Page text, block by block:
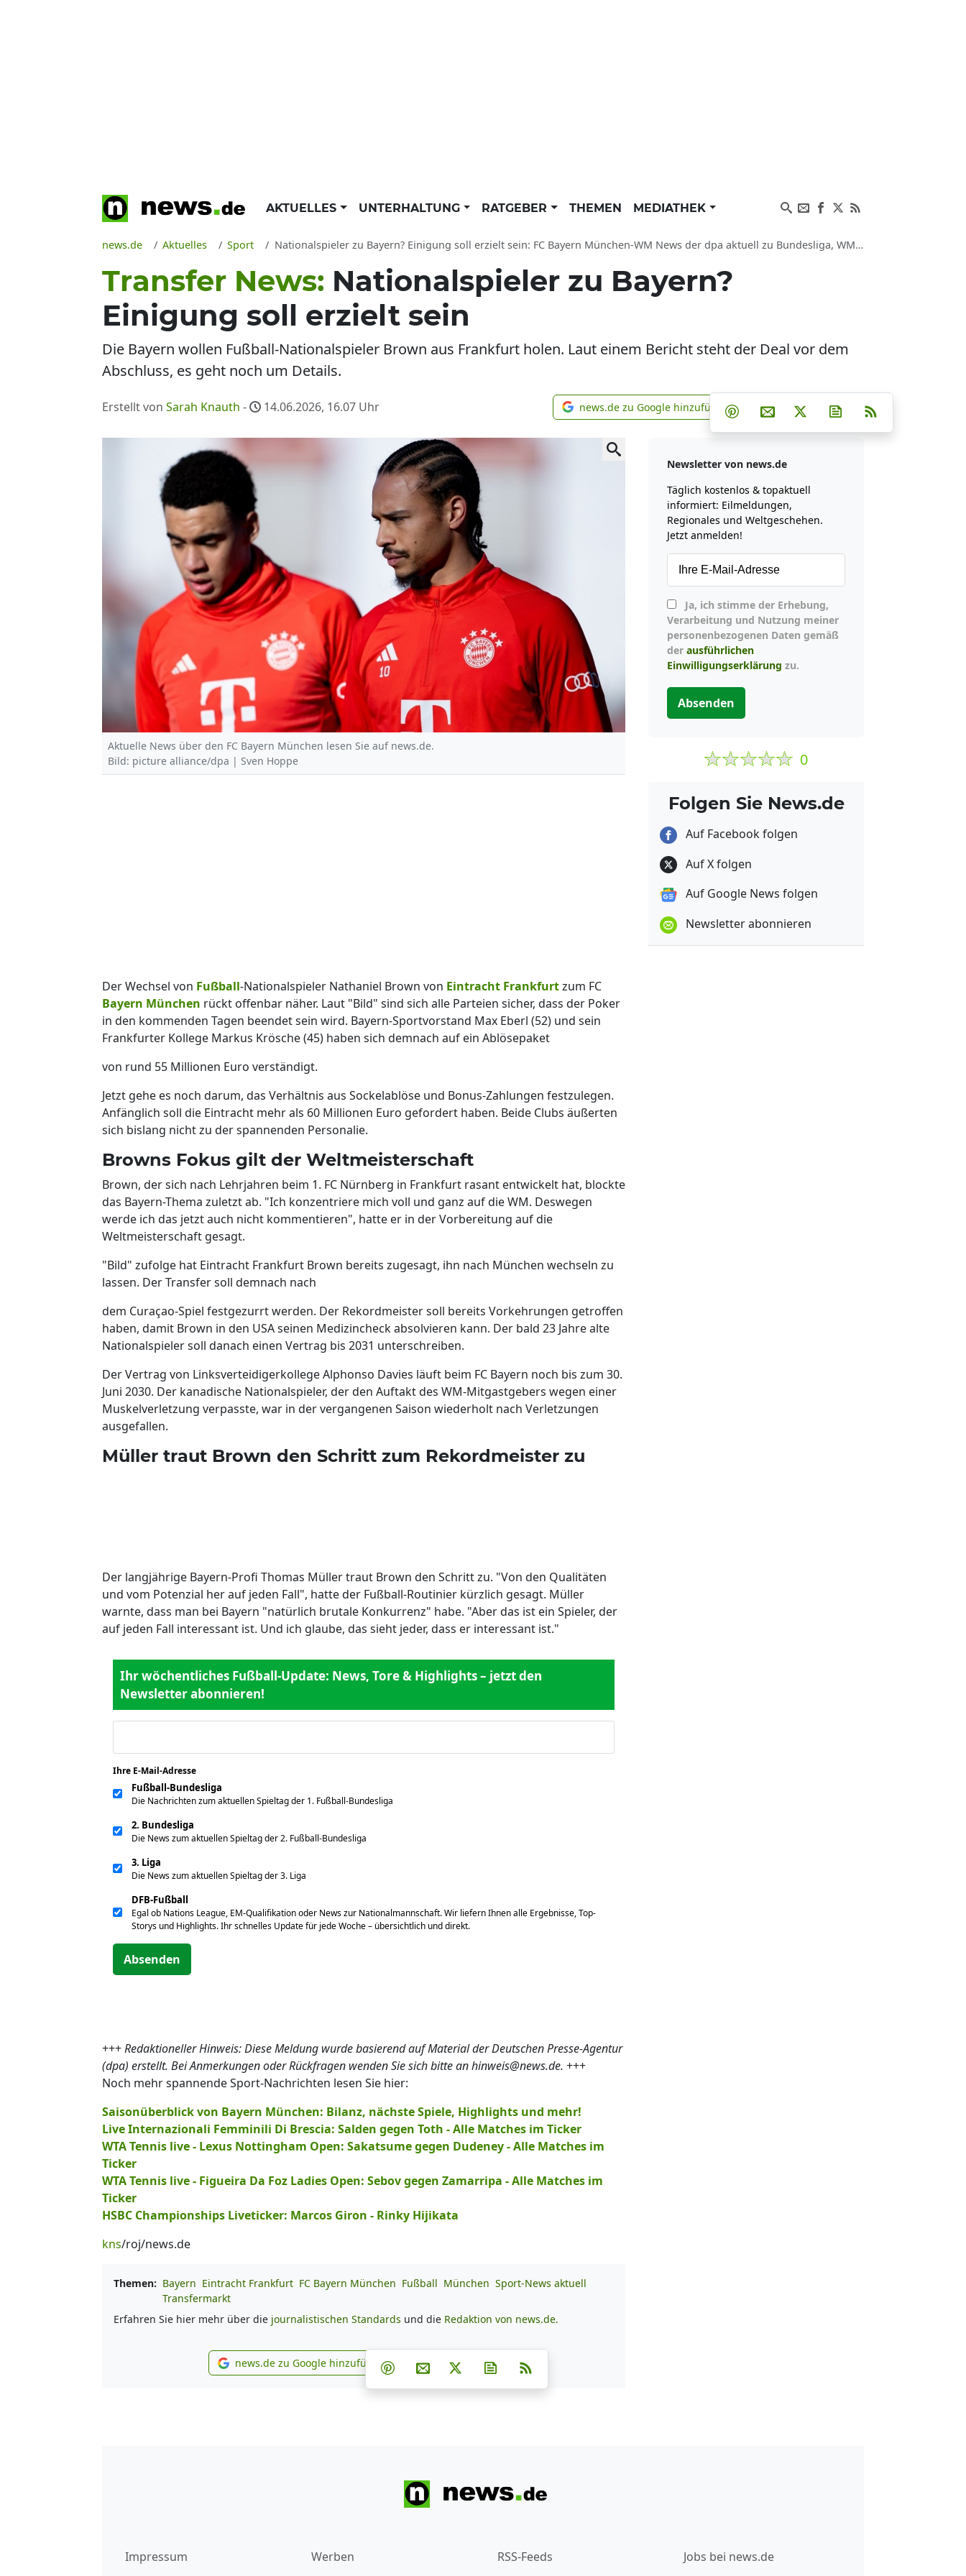
AKTUELLES UNTERHALTUNG RATGEBER THEMEN MEDIATHEK
news.de Aktuelles Sport Nationalspieler zu Bayern? Einigung soll erzielt sein: FC Bayern München-WM News der dpa aktuell zu Bundesliga, WM, Nationalmannschaft, Eintracht Frankfurt und Transfers
Transfer News: Nationalspieler zu Bayern?
Einigung soll erzielt sein
Die Bayern wollen Fußball-Nationalspieler Brown aus Frankfurt holen. Laut einem Bericht steht der Deal vor dem
Abschluss, es geht noch um Details.
Erstellt von Sarah Knauth - 14.06.2026, 16.07 Uhr news.de zu Google hinzufügen
news.de zu Google hinzufügen Teilen auf Facebook
Teilen auf Whatsapp
Teilen auf Telegram
Teilen auf Pinterest
Per E-Mail teilen
Post auf XNewsletter
Aktuelle News über den FC Bayern München lesen Sie auf news.de.
Bild: picture alliance/dpa | Sven Hoppe
Der Wechsel von Fußball-Nationalspieler Nathaniel Brown von Eintracht Frankfurtzum FC
Bayern München rückt offenbar näher. Laut "Bild" sind sich alle Parteien sicher, dass der Poker
in den kommenden Tagen beendet sein wird. Bayern-Sportvorstand Max Eberl (52) und sein
Frankfurter Kollege Markus Krösche (45) haben sich demnach auf ein Ablösepaket
von rund 55 Millionen Euro verständigt.
Jetzt gehe es noch darum, das Verhältnis aus Sockelablöse und Bonus-Zahlungen festzulegen.
Anfänglich soll die Eintracht mehr als 60 Millionen Euro gefordert haben. Beide Clubs äußerten
sich bislang nicht zu der spannenden Personalie.
Browns Fokus gilt der Weltmeisterschaft
Brown, der sich nach Lehrjahren beim 1. FC Nürnberg in Frankfurt rasant entwickelt hat, blockte
das Bayern-Thema zuletzt ab. "Ich konzentriere mich voll und ganz auf die WM. Deswegen
werde ich das jetzt auch nicht kommentieren", hatte er in der Vorbereitung auf die
Weltmeisterschaft gesagt.
"Bild" zufolge hat Eintracht Frankfurt Brown bereits zugesagt, ihn nach München wechseln zu
lassen. Der Transfer soll demnach nach
dem Curaçao-Spiel festgezurrt werden. Der Rekordmeister soll bereits Vorkehrungen getroffen
haben, damit Brown in den USA seinen Medizincheck absolvieren kann. Der bald 23 Jahre alte
Nationalspieler soll danach einen Vertrag bis 2031 unterschreiben.
Der Vertrag von Linksverteidigerkollege Alphonso Davies läuft beim FC Bayern noch bis zum 30.
Juni 2030. Der kanadische Nationalspieler, der den Auftakt des WM-Mitgastgebers wegen einer
Muskelverletzung verpasste, war in der vergangenen Saison wiederholt nach Verletzungen
ausgefallen.
Müller traut Brown den Schritt zum Rekordmeister zu
Der langjährige Bayern-Profi Thomas Müller traut Brown den Schritt zu. "Von den Qualitäten
und vom Potenzial her auf jeden Fall", hatte der Fußball-Routinier kürzlich gesagt. Müller
warnte, dass man bei Bayern "natürlich brutale Konkurrenz" habe. "Aber das ist ein Spieler, der
auf jeden Fall interessant ist. Und ich glaube, das sieht jeder, dass er interessant ist."
Ihr wöchentliches Fußball-Update: News, Tore & Highlights – jetzt den
Newsletter abonnieren!
Ihre E-Mail-Adresse
Fußball-Bundesliga
Die Nachrichten zum aktuellen Spieltag der 1. Fußball-Bundesliga
2. Bundesliga
Die News zum aktuellen Spieltag der 2. Fußball-Bundesliga
3. Liga
Die News zum aktuellen Spieltag der 3. Liga
DFB-Fußball
Egal ob Nations League, EM-Qualifikation oder News zur Nationalmannschaft. Wir liefern Ihnen alle Ergebnisse, Top-
Storys und Highlights. Ihr schnelles Update für jede Woche – übersichtlich und direkt.
Absenden
+++Redaktioneller Hinweis: Diese Meldung wurde basierend auf Material der Deutschen Presse-Agentur
(dpa) erstellt. Bei Anmerkungen oder Rückfragen wenden Sie sich bitte an hinweis@news.de. +++
Noch mehr spannende Sport-Nachrichten lesen Sie hier:
Saisonüberblick von Bayern München: Bilanz, nächste Spiele, Highlights und mehr!
Live Internazionali Femminili Di Brescia: Salden gegen Toth - Alle Matches im Ticker
WTA Tennis live - Lexus Nottingham Open: Sakatsume gegen Dudeney - Alle Matches im
Ticker
WTA Tennis live - Figueira Da Foz Ladies Open: Sebov gegen Zamarripa - Alle Matches im
Ticker
HSBC Championships Liveticker: Marcos Giron - Rinky Hijikata
kns/roj/news.de
Themen: Bayern Eintracht Frankfurt FC Bayern München Fußball München Sport-News aktuell
Transfermarkt
Erfahren Sie hier mehr über die journalistischen Standards und die Redaktion von news.de.
news.de zu Google hinzufügen
news.de zu Google hinzufügen Teilen auf Facebook
Teilen auf Whatsapp
Teilen auf Telegram
Teilen auf Pinterest
Per E-Mail teilen
Post auf XNewsletter abonnieren
Newsletter von news.de
Täglich kostenlos & topaktuell
informiert: Eilmeldungen,
Regionales und Weltgeschehen.
Jetzt anmelden!
Verarbeitung und Nutzung meiner
personenbezogenen Daten gemäß
der ausführlichen
Einwilligungserklärung zu.
Absenden
0
Folgen Sie News.de
Auf Facebook folgen
Auf X folgen
Auf Google News folgen
Newsletter abonnieren
Impressum Werben RSS-Feeds Jobs bei news.de